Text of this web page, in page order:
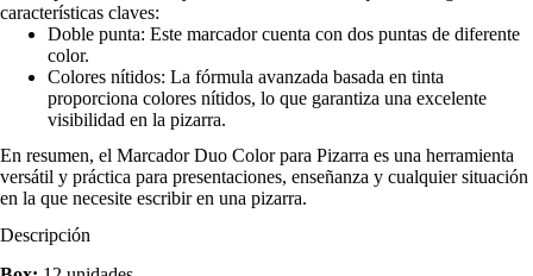
características claves:
Doble punta: Este marcador cuenta con dos puntas de diferente
color.
Colores nítidos: La fórmula avanzada basada en tinta
proporciona colores nítidos, lo que garantiza una excelente
visibilidad en la pizarra.
En resumen, el Marcador Duo Color para Pizarra es una herramienta
versátil y práctica para presentaciones, enseñanza y cualquier situación
en la que necesite escribir en una pizarra.
Descripción